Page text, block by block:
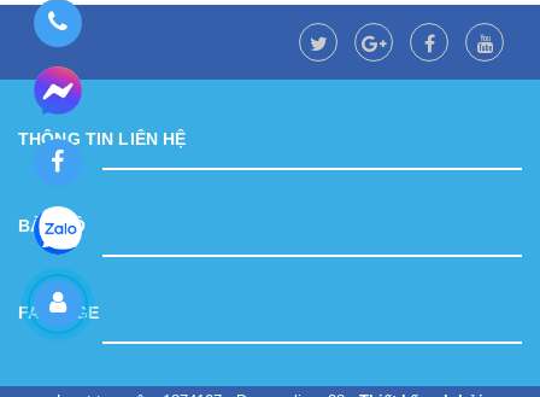
THÔNG TIN LIÊN HỆ
BẢN ĐỒ
FANPAGE